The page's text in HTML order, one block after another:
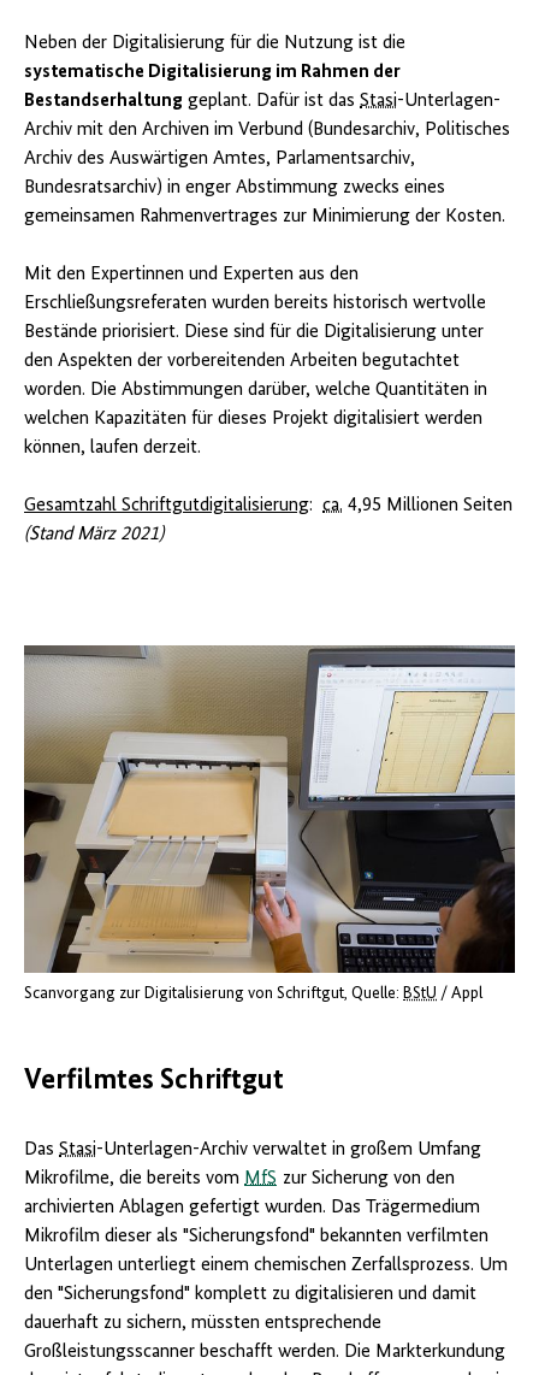
Neben der Digitalisierung für die Nutzung ist die
systematische Digitalisierung im Rahmen der
Bestandserhaltung geplant. Dafür ist das Stasi-Unterlagen-
Archiv mit den Archiven im Verbund (Bundesarchiv, Politisches
Archiv des Auswärtigen Amtes, Parlamentsarchiv,
Bundesratsarchiv) in enger Abstimmung zwecks eines
gemeinsamen Rahmenvertrages zur Minimierung der Kosten.
Mit den Expertinnen und Experten aus den
Erschließungsreferaten wurden bereits historisch wertvolle
Bestände priorisiert. Diese sind für die Digitalisierung unter
den Aspekten der vorbereitenden Arbeiten begutachtet
worden. Die Abstimmungen darüber, welche Quantitäten in
welchen Kapazitäten für dieses Projekt digitalisiert werden
können, laufen derzeit.
Gesamtzahl Schriftgutdigitalisierung: ca. 4,95 Millionen Seiten
(Stand März 2021)
Scanvorgang zur Digitalisierung von Schriftgut Quelle: BStU / Appl
Verfilmtes Schriftgut
Das Stasi-Unterlagen-Archiv verwaltet in großem Umfang
Mikrofilme, die bereits vom MfS zur Sicherung von den
archivierten Ablagen gefertigt wurden. Das Trägermedium
Mikrofilm dieser als "Sicherungsfond" bekannten verfilmten
Unterlagen unterliegt einem chemischen Zerfallsprozess. Um
den "Sicherungsfond" komplett zu digitalisieren und damit
dauerhaft zu sichern, müssten entsprechende
Großleistungsscanner beschafft werden. Die Markterkundung